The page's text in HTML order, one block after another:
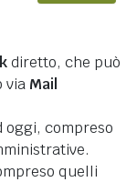
diretto, che può
via Mail
oggi, compreso
quelli